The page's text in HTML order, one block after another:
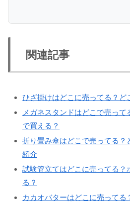
関連記事
ひざ掛けはどこに売ってる？ど
メガネスタンドはどこで売っ
で買える？
折り畳み傘はどこで売ってる？
紹介
試験管立てはどこに売ってる？
る？
カカオバターはどこに売ってる